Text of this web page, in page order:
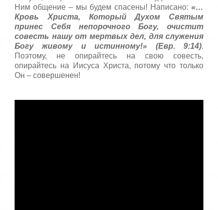
Ним общение – мы будем спасены! Написано: «…
Кровь Христа, Который Духом Святым
принес Себя непорочного Богу, очистит
совесть нашу от мертвых дел, для служения
Богу живому и истинному!» (Евр. 9:14).
Поэтому, не опирайтесь на свою совесть,
опирайтесь на Иисуса Христа, потому что только
Он – совершенен!